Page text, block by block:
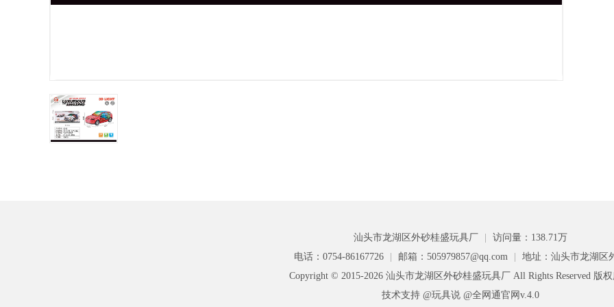
汕头市龙湖区外砂桂盛玩具厂
访问量：138.71万
电话：0754-86167726
邮箱：505979857@qq.com
地址：汕头市龙湖区
Copyright © 2015-2026 汕头市龙湖区外砂桂盛玩具厂 All Rights Reserved 版
技术支持 @玩具说 @全网通官网v.4.0